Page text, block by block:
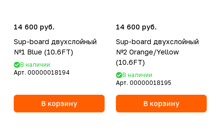
14 600 руб.
Sup-board двухслойный
№1 Blue (10.6FT)
В наличии
Арт. 00000018194
В корзину
14 600 руб.
Sup-board двухслойный
№2 Orange/Yellow
(10.6FT)
В наличии
Арт. 00000018195
В корзину